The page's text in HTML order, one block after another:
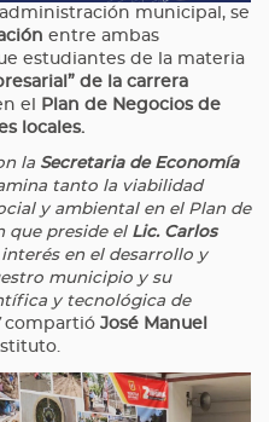
municipal, se
entre ambas
estudiantes de la materia
de la carrera
el
Plan de Negocios de
locales.
la Secretaria de Economía
tanto la viabilidad
y ambiental en el Plan de
que preside el Lic. Carlos
en el desarrollo y
municipio y su
y tecnológica de
compartió José Manuel